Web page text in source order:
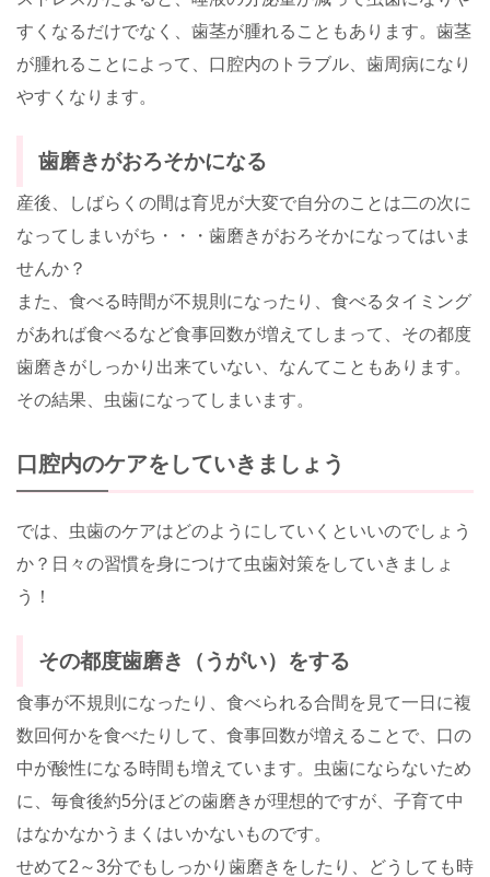
すくなるだけでなく、歯茎が腫れることもあります。歯茎
が腫れることによって、口腔内のトラブル、歯周病になり
やすくなります。
歯磨きがおろそかになる
産後、しばらくの間は育児が大変で自分のことは二の次に
なってしまいがち・・・歯磨きがおろそかになってはいま
せんか？
また、食べる時間が不規則になったり、食べるタイミング
があれば食べるなど食事回数が増えてしまって、その都度
歯磨きがしっかり出来ていない、なんてこともあります。
その結果、虫歯になってしまいます。
口腔内のケアをしていきましょう
では、虫歯のケアはどのようにしていくといいのでしょう
か？日々の習慣を身につけて虫歯対策をしていきましょ
う！
その都度歯磨き（うがい）をする
食事が不規則になったり、食べられる合間を見て一日に複
数回何かを食べたりして、食事回数が増えることで、口の
中が酸性になる時間も増えています。虫歯にならないため
に、毎食後約5分ほどの歯磨きが理想的ですが、子育て中
はなかなかうまくはいかないものです。
せめて2～3分でもしっかり歯磨きをしたり、どうしても時